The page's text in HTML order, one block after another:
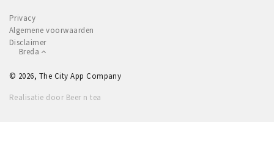
Privacy
Algemene voorwaarden
Disclaimer
Breda
© 2026, The City App Company
Realisatie door Beer n tea